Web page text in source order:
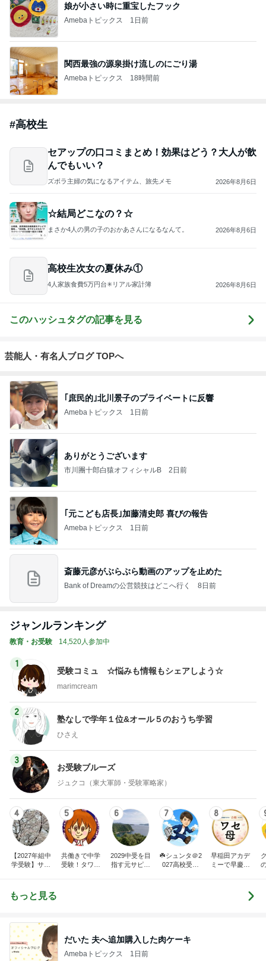
娘が小さい時に重宝したフック
Amebaトピックス 1日前
関西最強の源泉掛け流しのにごり湯
Amebaトピックス 18時間前
#高校生
セアップの口コミまとめ！効果はどう？大人が飲
んでもいい？
ズボラ主婦の気になるアイテム、旅先メモ 2026年8月6日
☆結局どこなの？☆
まさか4人の男の子のおかあさんになるなんて。 2026年8月6日
高校生次女の夏休み①
4人家族食費5万円台✳︎リアル家計簿 2026年8月6日
このハッシュタグの記事を見る
芸能人・有名人ブログ TOPへ
｢庶民的｣北川景子のプライベートに反響
Amebaトピックス 1日前
ありがとうございます
市川團十郎白猿オフィシャルB 2日前
｢元こども店長｣加藤清史郎 喜びの報告
Amebaトピックス 1日前
斎藤元彦がぶらぶら動画のアップを止めた
Bank of Dreamの公営競技はどこへ行く 8日前
ジャンルランキング
教育・お受験 14,520人参加中
1
受験コミュ ☆悩みも情報もシェアしよう☆
marimcream
2
塾なしで学年１位&オール５のおうち学習
ひさえ
3
お受験ブルーズ
ジュクコ（東大軍師・受験軍略家）
4
【2027年組中
学受験】サピ
5
共働きで中学
受験！タワマ
6
2029中受を目
指す元サピッ
7
☘️シュンタ＠2
027高校受験
8
早稲田アカデ
ミーで早慶合
もっと見る
だいた 夫へ追加購入した肉ケーキ
Amebaトピックス 1日前